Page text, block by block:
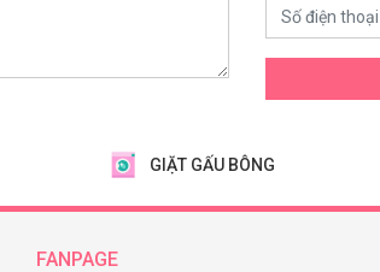
GIẶT GẤU BÔNG
FANPAGE